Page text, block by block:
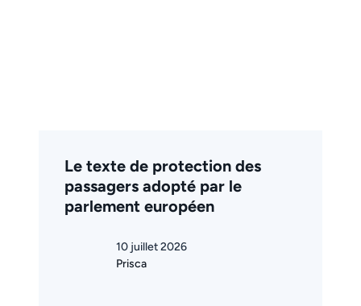
Le texte de protection des
passagers adopté par le
parlement européen
10 juillet 2026
Prisca